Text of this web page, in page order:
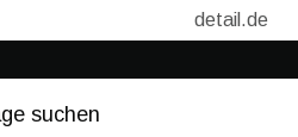
detail.de